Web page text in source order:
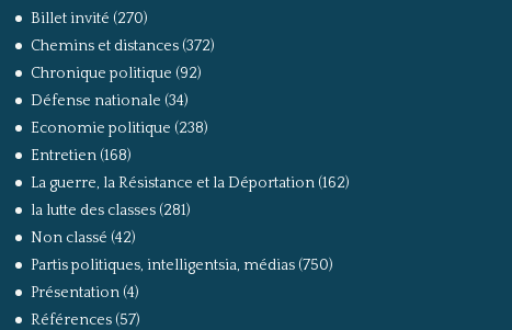
Billet invité (270)
Chemins et distances(372)
Chronique politique (92)
Défense nationale (34)
Economie politique (238)
Entretien(168)
La guerre, la Résistance et la Déportation(162)
la lutte des classes(281)
Non classé (42)
Partis politiques, intelligentsia, médias(750)
Présentation(4)
Références(57)